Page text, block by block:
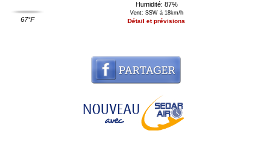
67°F
Humidité: 87%
Vent: SSW à 18km/h
Détail et prévisions